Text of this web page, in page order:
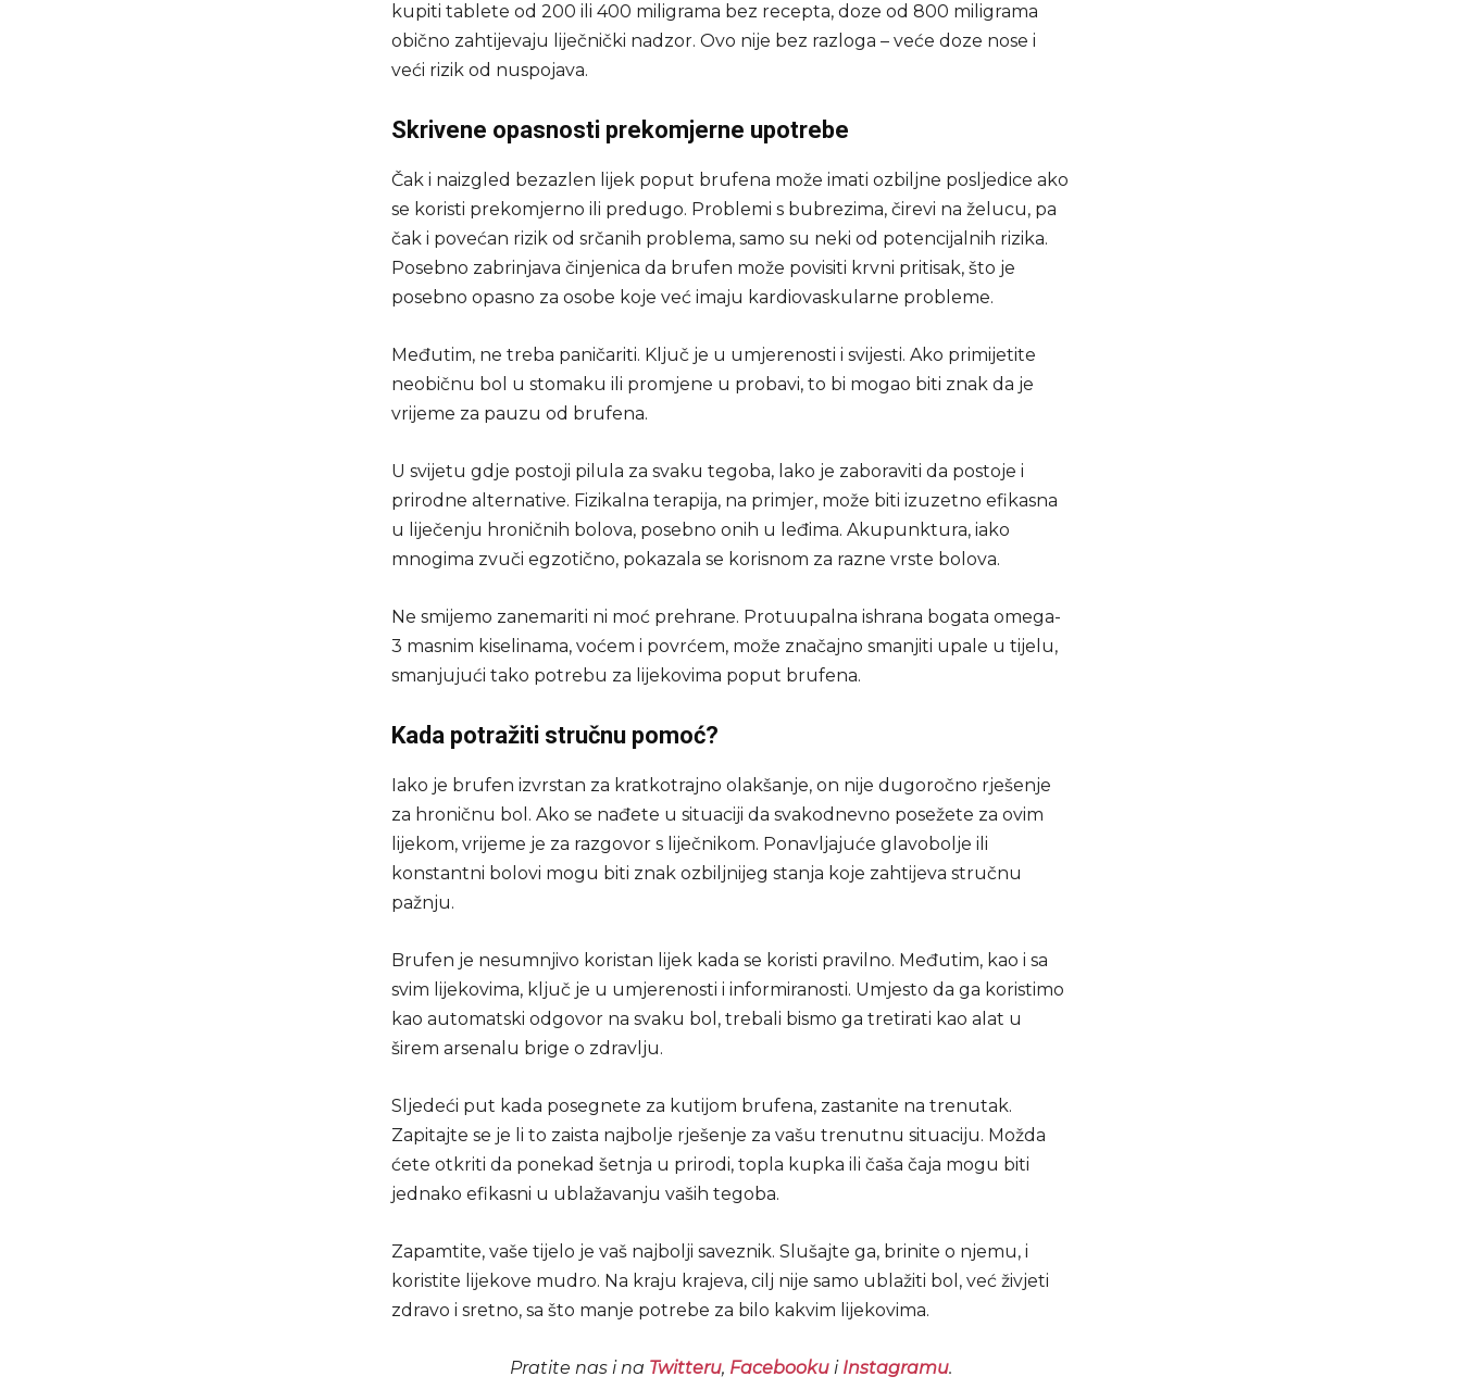
kupiti tablete od 200 ili 400 miligrama bez recepta, doze od 800 miligrama
obično zahtijevaju liječnički nadzor. Ovo nije bez razloga – veće doze nose i
veći rizik od nuspojava.
Skrivene opasnosti prekomjerne upotrebe
Čak i naizgled bezazlen lijek poput brufena može imati ozbiljne posljedice ako
se koristi prekomjerno ili predugo. Problemi s bubrezima, čirevi na želucu, pa
čak i povećan rizik od srčanih problema, samo su neki od potencijalnih rizika.
Posebno zabrinjava činjenica da brufen može povisiti krvni pritisak, što je
posebno opasno za osobe koje već imaju kardiovaskularne probleme.
Međutim, ne treba paničariti. Ključ je u umjerenosti i svijesti. Ako primijetite
neobičnu bol u stomaku ili promjene u probavi, to bi mogao biti znak da je
vrijeme za pauzu od brufena.
U svijetu gdje postoji pilula za svaku tegoba, lako je zaboraviti da postoje i
prirodne alternative. Fizikalna terapija, na primjer, može biti izuzetno efikasna
u liječenju hroničnih bolova, posebno onih u leđima. Akupunktura, iako
mnogima zvuči egzotično, pokazala se korisnom za razne vrste bolova.
Ne smijemo zanemariti ni moć prehrane. Protuupalna ishrana bogata omega-
3 masnim kiselinama, voćem i povrćem, može značajno smanjiti upale u tijelu,
smanjujući tako potrebu za lijekovima poput brufena.
Kada potražiti stručnu pomoć?
Iako je brufen izvrstan za kratkotrajno olakšanje, on nije dugoročno rješenje
za hroničnu bol. Ako se nađete u situaciji da svakodnevno posežete za ovim
lijekom, vrijeme je za razgovor s liječnikom. Ponavljajuće glavobolje ili
konstantni bolovi mogu biti znak ozbiljnijeg stanja koje zahtijeva stručnu
pažnju.
Brufen je nesumnjivo koristan lijek kada se koristi pravilno. Međutim, kao i sa
svim lijekovima, ključ je u umjerenosti i informiranosti. Umjesto da ga koristimo
kao automatski odgovor na svaku bol, trebali bismo ga tretirati kao alat u
širem arsenalu brige o zdravlju.
Sljedeći put kada posegnete za kutijom brufena, zastanite na trenutak.
Zapitajte se je li to zaista najbolje rješenje za vašu trenutnu situaciju. Možda
ćete otkriti da ponekad šetnja u prirodi, topla kupka ili čaša čaja mogu biti
jednako efikasni u ublažavanju vaših tegoba.
Zapamtite, vaše tijelo je vaš najbolji saveznik. Slušajte ga, brinite o njemu, i
koristite lijekove mudro. Na kraju krajeva, cilj nije samo ublažiti bol, već živjeti
zdravo i sretno, sa što manje potrebe za bilo kakvim lijekovima.
Pratite nas i na Twitteru, Facebookui Instagramu.